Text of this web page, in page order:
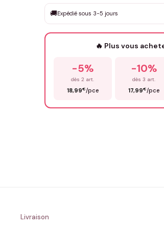
Que souhaitez-vous ?
🚚Expédié sous 3-5 jours
🔥 Plus vous
-5%
dès 2 art.
18,99€/pce
-10%
dès 3 art.
17,99€/pce
Livraison